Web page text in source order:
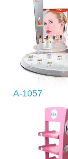
A-1057